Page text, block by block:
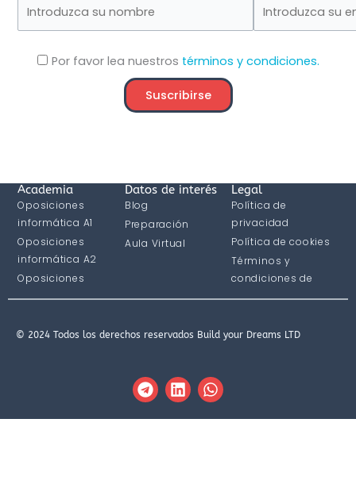
Por favor lea nuestros términos y condiciones.
Academia
Oposiciones
informática A1
Oposiciones
informática A2
Oposiciones
informática C1
Datos de interés
Blog
Preparación
Aula Virtual
Legal
Política de
privacidad
Política de cookies
Términos y
condiciones de
compra
© 2024 Todos los derechos reservados Build your Dreams LTD
T
e
l
L
i
n
W
h
a